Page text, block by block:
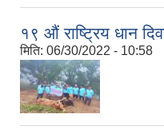
१९ औं राष्ट्रिय धान
मिति: 06/30/2022 - 10:58